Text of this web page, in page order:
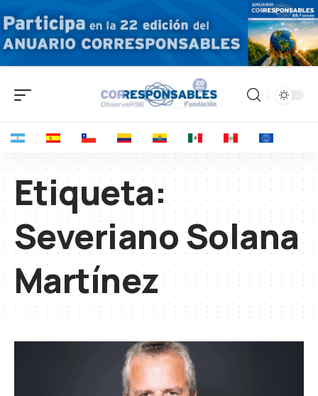
Etiqueta:
Severiano Solana
Martínez